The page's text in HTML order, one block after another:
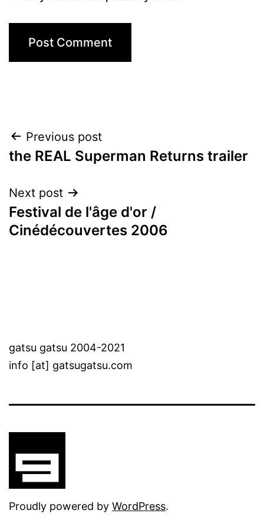
Post
navigation
Previous post
the REAL Superman Returns trailer
Next post
Festival de l'âge d'or /
Cinédécouvertes 2006
gatsu gatsu 2004-2021
info [at] gatsugatsu.com
Proudly powered by WordPress.